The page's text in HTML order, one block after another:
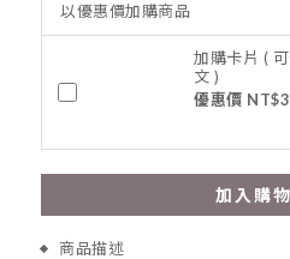
以優惠價加購商品
加購卡片 (
文 )
優惠價
加入購
商品描述